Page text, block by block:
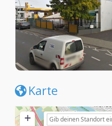
Karte
+